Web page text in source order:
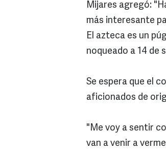
Mijares agregó:
más interesante
El azteca es un
noqueado a 14 de
Se espera que el
aficionados de
"Me voy a sentir
van a venir a